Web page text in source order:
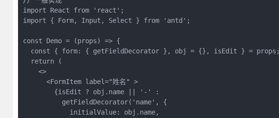
import React from 'react';
import { Form, Input, Select } from 'antd';
const Demo = (props) => {
  const { form: { getFieldDecorator }, obj = {}, isEdit } = props;
  return (
    <>
      <FormItem label="姓名" >
        {isEdit ? obj.name || '-' :
          getFieldDecorator('name', {
            initialValue: obj.name,